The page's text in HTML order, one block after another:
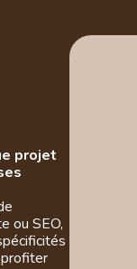
projet
ou SEO,